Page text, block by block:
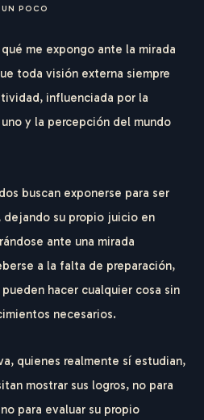
POCO
me expongo ante la mirada
toda visión externa siempre
influenciada por la
y la percepción del mundo
buscan exponerse para ser
dejando su propio juicio en
ante una mirada
a la falta de preparación,
hacer cualquier cosa sin
necesarios.
quienes realmente sí estudian,
mostrar sus logros, no para
para evaluar su propio